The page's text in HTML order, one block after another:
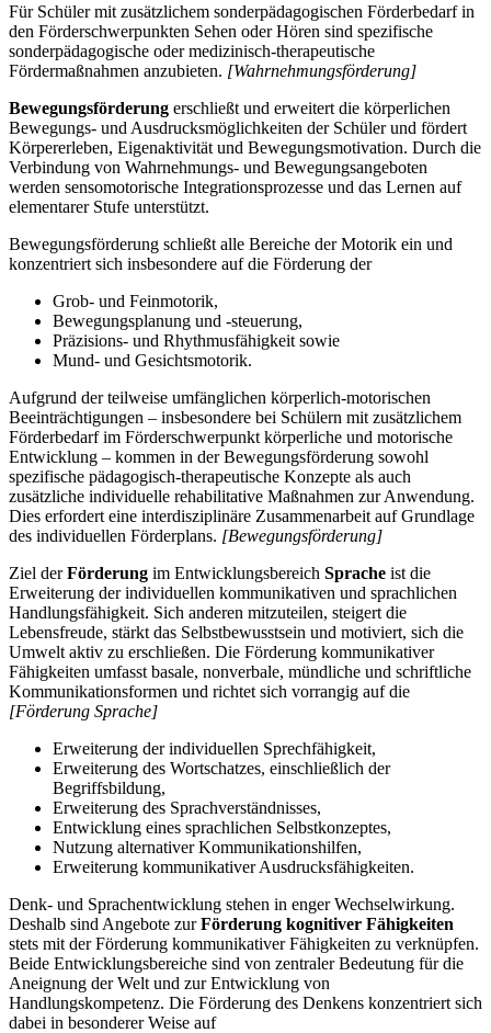
Für Schüler mit zusätzlichem sonderpädagogischen Förderbedarf in
den Förderschwerpunkten Sehen oder Hören sind spezifische
sonderpädagogische oder medizinisch-therapeutische
Fördermaßnahmen anzubieten. [Wahrnehmungsförderung]
Bewegungsförderung erschließt und erweitert die körperlichen
Bewegungs- und Ausdrucksmöglichkeiten der Schüler und fördert
Körpererleben, Eigenaktivität und Bewegungsmotivation. Durch die
Verbindung von Wahrnehmungs- und Bewegungsangeboten
werden sensomotorische Integrationsprozesse und das Lernen auf
elementarer Stufe unterstützt.
Bewegungsförderung schließt alle Bereiche der Motorik ein und
konzentriert sich insbesondere auf die Förderung der
Grob- und Feinmotorik,
Bewegungsplanung und -steuerung,
Präzisions- und Rhythmusfähigkeit sowie
Mund- und Gesichtsmotorik.
Aufgrund der teilweise umfänglichen körperlich-motorischen
Beeinträchtigungen – insbesondere bei Schülern mit zusätzlichem
Förderbedarf im Förderschwerpunkt körperliche und motorische
Entwicklung – kommen in der Bewegungsförderung sowohl
spezifische pädagogisch-therapeutische Konzepte als auch
zusätzliche individuelle rehabilitative Maßnahmen zur Anwendung.
Dies erfordert eine interdisziplinäre Zusammenarbeit auf Grundlage
des individuellen Förderplans. [Bewegungsförderung]
Ziel derFörderung im Entwicklungsbereich Sprache ist die
Erweiterung der individuellen kommunikativen und sprachlichen
Handlungsfähigkeit. Sich anderen mitzuteilen, steigert die
Lebensfreude, stärkt das Selbstbewusstsein und motiviert, sich die
Umwelt aktiv zu erschließen. Die Förderung kommunikativer
Fähigkeiten umfasst basale, nonverbale, mündliche und schriftliche
Kommunikationsformen und richtet sich vorrangig auf die
[Förderung Sprache]
Erweiterung der individuellen Sprechfähigkeit,
Erweiterung des Wortschatzes, einschließlich der
Begriffsbildung,
Erweiterung des Sprachverständnisses,
Entwicklung eines sprachlichen Selbstkonzeptes,
Nutzung alternativer Kommunikationshilfen,
Erweiterung kommunikativer Ausdrucksfähigkeiten.
Denk- und Sprachentwicklung stehen in enger Wechselwirkung.
Deshalb sind Angebote zurFörderung kognitiver Fähigkeiten
stets mit der Förderung kommunikativer Fähigkeiten zu verknüpfen.
Beide Entwicklungsbereiche sind von zentraler Bedeutung für die
Aneignung der Welt und zur Entwicklung von
Handlungskompetenz. Die Förderung des Denkens konzentriert sich
dabei in besonderer Weise auf